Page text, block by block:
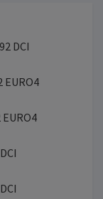
DCI
EURO4